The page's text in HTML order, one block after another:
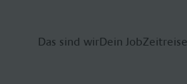
Das sind wirDein JobZeitreise